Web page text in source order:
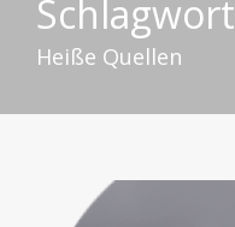
Schlagwort
Heiße Quellen